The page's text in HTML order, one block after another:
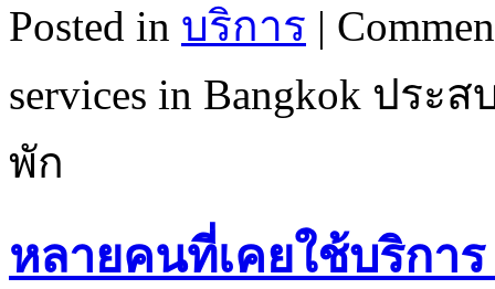
Posted in บริการ |
services in Bangkok ปร
พัก
หลายคนที่เคยใช้บริการ